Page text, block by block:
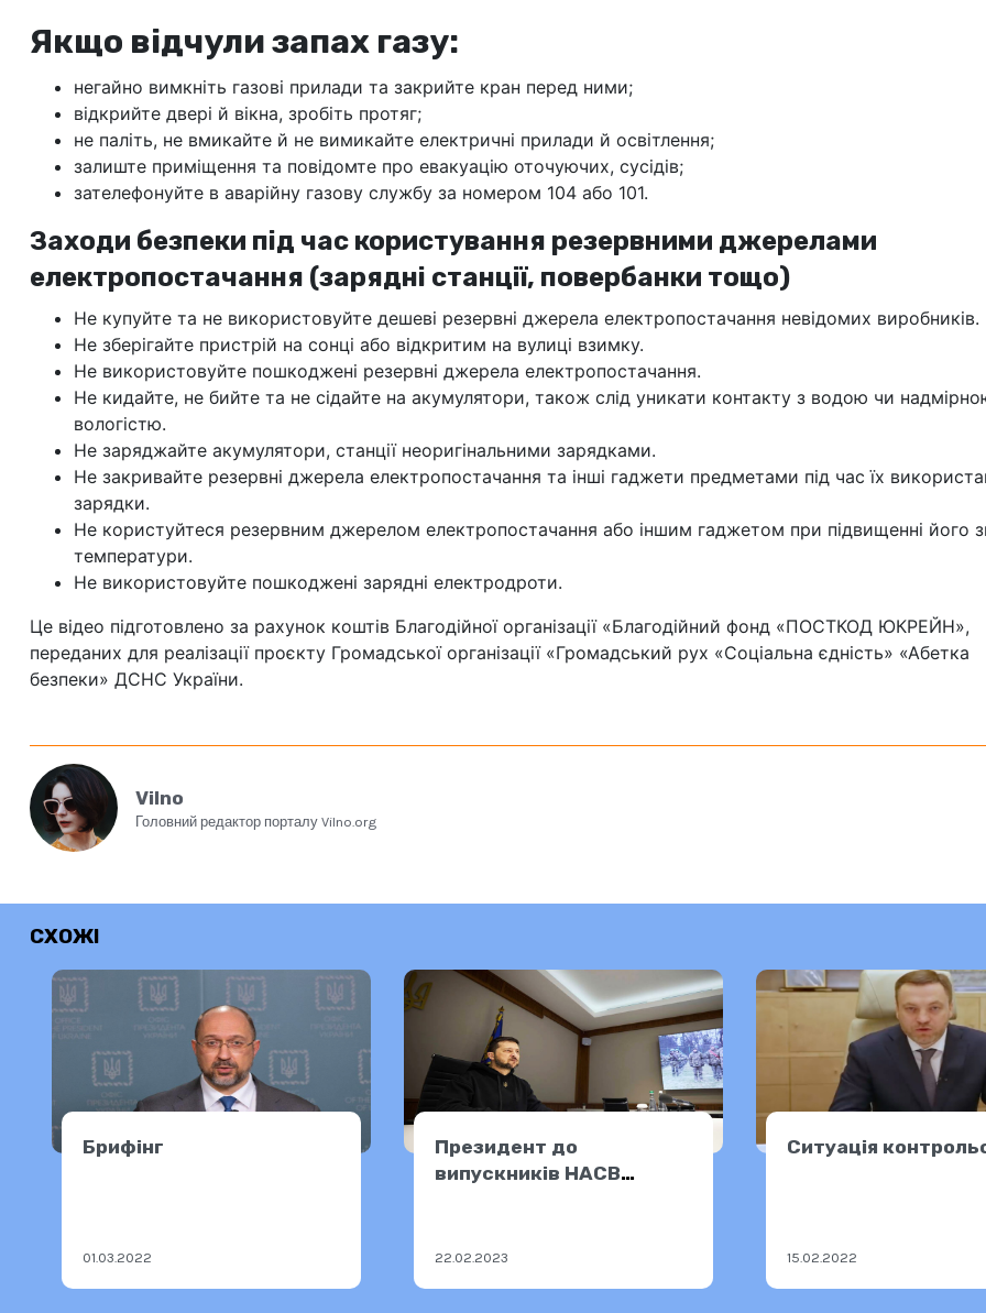
Якщо відчули запах газу:
негайно вимкніть газові прилади та закрийте кран перед ними;
відкрийте двері й вікна, зробіть протяг;
не паліть, не вмикайте й не вимикайте електричні прилади й освітлення;
залиште приміщення та повідомте про евакуацію оточуючих, сусідів;
зателефонуйте в аварійну газову службу за номером 104 або 101.
Заходи безпеки під час користування резервними джерелами
електропостачання (зарядні станції, повербанки тощо)
Не купуйте та не використовуйте дешеві резервні джерела електропостачання невідомих виробників.
Не зберігайте пристрій на сонці або відкритим на вулиці взимку.
Не використовуйте пошкоджені резервні джерела електропостачання.
Не кидайте, не бийте та не сідайте на акумулятори, також слід уникати контакту з водою чи
вологістю.
Не заряджайте акумулятори, станції неоригінальними зарядками.
Не закривайте резервні джерела електропостачання та інші гаджети предметами під час їх
зарядки.
Не користуйтеся резервним джерелом електропостачання або іншим гаджетом при підвищенні його
температури.
Не використовуйте пошкоджені зарядні електродроти.
Це відео підготовлено за рахунок коштів Благодійної організації «Благодійний фонд «ПОСТКОД ЮКРЕЙН»,
переданих для реалізації проєкту Громадської організації «Громадський рух «Соціальна єдність» «Абетка
безпеки» ДСНС України.
Vilno
Головний редактор порталу Vilno.org
СХОЖІ
Брифінг
01.03.2022
Президент до
випускників НАСВ
22.02.2023
Ситуація
15.02.2022